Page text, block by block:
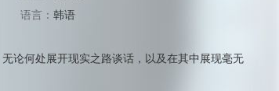
语言：韩语
论何处展开现实之路谈话，以及在其中展现毫无